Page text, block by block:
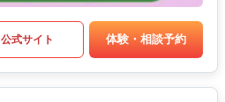
公式サイト 体験・相談予約